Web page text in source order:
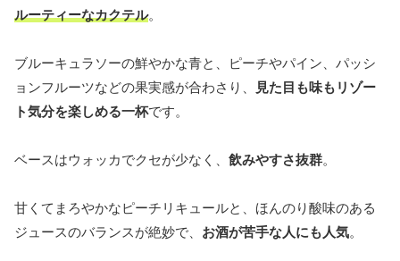
ルーティーなカクテル。
ブルーキュラソーの鮮やかな青と、ピーチやパイン、パッシ
ョンフルーツなどの果実感が合わさり、
見た目も味もリゾー
ト気分を楽しめる一杯です。
ベースはウォッカでクセが少なく、 飲みやすさ抜群。
甘くてまろやかなピーチリキュールと、ほんのり酸味のある
ジュースのバランスが絶妙で、 お酒が苦手な人にも人気。